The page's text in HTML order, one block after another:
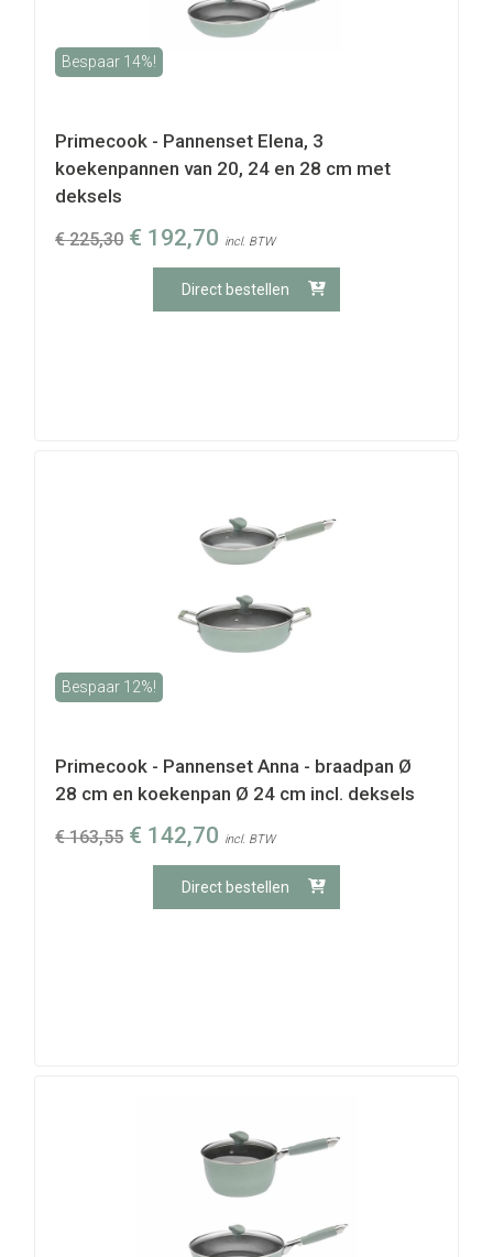
Bespaar 14%!
Primecook - Pannenset Elena, 3
koekenpannen van 20, 24 en 28 cm met
deksels
€ 225,30 € 192,70 incl. BTW
Direct bestellen
Bespaar 12%!
Primecook - Pannenset Anna - braadpan Ø
28 cm en koekenpan Ø 24 cm incl. deksels
€ 163,55 € 142,70 incl. BTW
Direct bestellen